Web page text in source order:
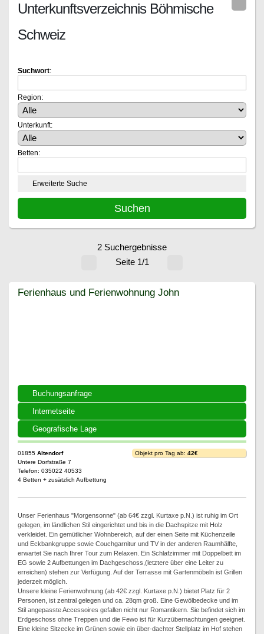
Unterkunftsverzeichnis Böhmische
Schweiz
Suchwort:
Region:
Unterkunft:
Betten:
Erweiterte Suche
2 Suchergebnisse
Seite 1/1
Ferienhaus und Ferienwohnung John
Buchungsanfrage
Internetseite
Geografische Lage
Ferienhaus und Ferienwohnung John
01855 Altendorf
Untere Dorfstraße 7
Telefon: 035022 40533
4 Betten + zusätzlich Aufbettung
Objekt pro Tag ab: 42€
Unser Ferienhaus "Morgensonne" (ab 64€ zzgl. Kurtaxe p.N.) ist ruhig im Ort
gelegen, im ländlichen Stil eingerichtet und bis in die Dachspitze mit Holz
verkleidet. Ein gemütlicher Wohnbereich, auf der einen Seite mit Küchenzeile
und Eckbankgruppe sowie Couchgarnitur und TV in der anderen Raumhälfte,
erwartet Sie nach Ihrer Tour zum Relaxen. Ein Schlafzimmer mit Doppelbett im
EG sowie 2 Aufbettungen im Dachgeschoss,(letztere über eine Leiter zu
erreichen) stehen zur Verfügung. Auf der Terrasse mit Gartenmöbeln ist Grillen
jederzeit möglich.
Unsere kleine Ferienwohnung (ab 42€ zzgl. Kurtaxe p.N.) bietet Platz für 2
Personen, ist zentral gelegen und ca. 28qm groß. Eine Gewölbedecke und im
Stil angepasste Accessoires gefallen nicht nur Romantikern. Sie befindet sich im
Erdgeschoss ohne Treppen und die Fewo ist für Kurzübernachtungen geeignet.
Eine kleine Sitzecke im Grünen sowie ein über-dachter Stellplatz im Hof stehen